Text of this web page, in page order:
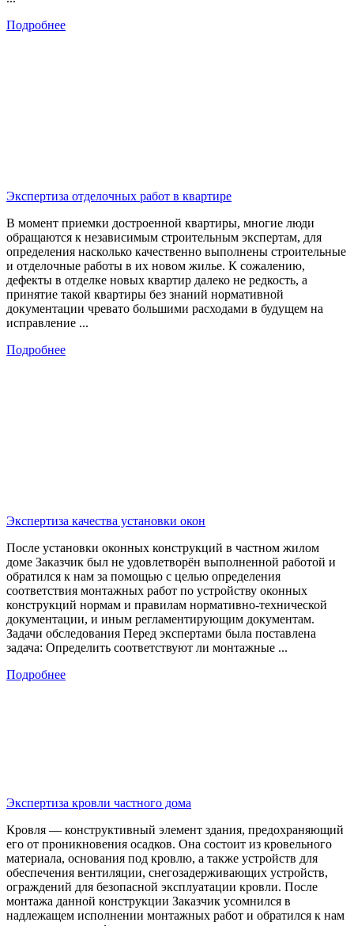
Подробнее
Экспертиза отделочных работ в квартире
В момент приемки достроенной квартиры, многие люди
обращаются к независимым строительным экспертам, для
определения насколько качественно выполнены строительные
и отделочные работы в их новом жилье. К сожалению,
дефекты в отделке новых квартир далеко не редкость, а
принятие такой квартиры без знаний нормативной
документации чревато большими расходами в будущем на
исправление ...
Подробнее
Экспертиза качества установки окон
После установки оконных конструкций в частном жилом
доме Заказчик был не удовлетворён выполненной работой и
обратился к нам за помощью с целью определения
соответствия монтажных работ по устройству оконных
конструкций нормам и правилам нормативно-технической
документации, и иным регламентирующим документам.
Задачи обследования Перед экспертами была поставлена
задача: Определить соответствуют ли монтажные ...
Подробнее
Экспертиза кровли частного дома
Кровля — конструктивный элемент здания, предохраняющий
его от проникновения осадков. Она состоит из кровельного
материала, основания под кровлю, а также устройств для
обеспечения вентиляции, снегозадерживающих устройств,
ограждений для безопасной эксплуатации кровли. После
монтажа данной конструкции Заказчик усомнился в
надлежащем исполнении монтажных работ и обратился к нам